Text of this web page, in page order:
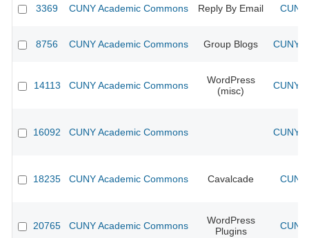
3369 CUNY Academic Commons Reply By Email
8756 CUNY Academic Commons Group Blogs CUNY
14113 CUNY Academic Commons
WordPress
(misc)
CUNY
16092 CUNY Academic Commons CUNY
18235 CUNY Academic Commons Cavalcade
20765 CUNY Academic Commons
WordPress
Plugins